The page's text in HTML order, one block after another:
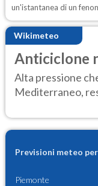
un'istantanea di un
Wikimeteo
Anticiclone
Alta pressione
Mediterraneo,
Previsioni meteo
Piemonte